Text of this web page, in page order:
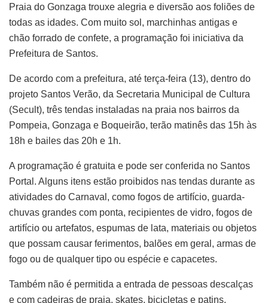
Praia do Gonzaga trouxe alegria e diversão aos foliões de
todas as idades. Com muito sol, marchinhas antigas e
chão forrado de confete, a programação foi iniciativa da
Prefeitura de Santos.
De acordo com a prefeitura, até terça-feira (13), dentro do
projeto Santos Verão, da Secretaria Municipal de Cultura
(Secult), três tendas instaladas na praia nos bairros da
Pompeia, Gonzaga e Boqueirão, terão matinês das 15h às
18h e bailes das 20h e 1h.
A programação é gratuita e pode ser conferida no Santos
Portal. Alguns itens estão proibidos nas tendas durante as
atividades do Carnaval, como fogos de artifício, guarda-
chuvas grandes com ponta, recipientes de vidro, fogos de
artifício ou artefatos, espumas de lata, materiais ou objetos
que possam causar ferimentos, balões em geral, armas de
fogo ou de qualquer tipo ou espécie e capacetes.
Também não é permitida a entrada de pessoas descalças
e com cadeiras de praia, skates, bicicletas e patins.